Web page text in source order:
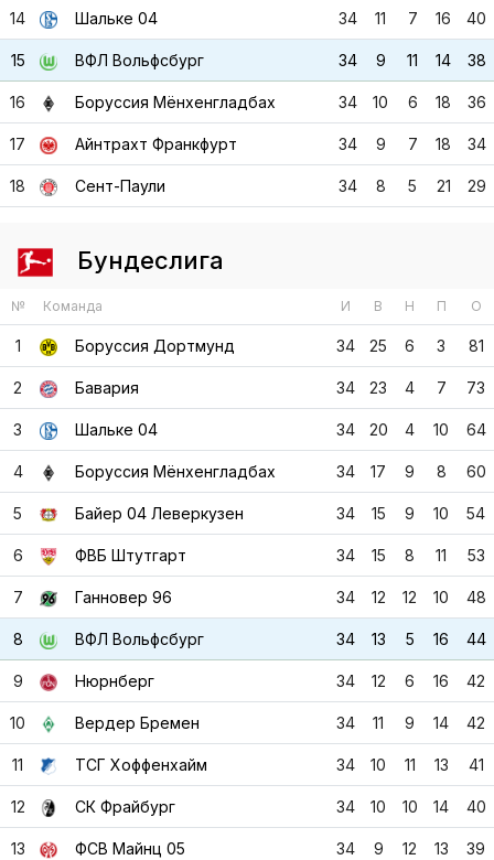
14 Шальке 04 34 11 7 16 40
15 ВФЛ Вольфсбург 34 9 11 14 38
16 Боруссия Мёнхенгладбах 34 10 6 18 36
17 Айнтрахт Франкфурт 34 9 7 18 34
18 Сент-Паули 34 8 5 21 29
Бундеслига
№ Команда И В Н П О
1 Боруссия Дортмунд 34 25 6 3 81
2 Бавария 34 23 4 7 73
3 Шальке 04 34 20 4 10 64
4 Боруссия Мёнхенгладбах 34 17 9 8 60
5 Байер 04 Леверкузен 34 15 9 10 54
6 ФВБ Штутгарт 34 15 8 11 53
7 Ганновер 96 34 12 12 10 48
8 ВФЛ Вольфсбург 34 13 5 16 44
9 Нюрнберг 34 12 6 16 42
10 Вердер Бремен 34 11 9 14 42
11 ТСГ Хоффенхайм 34 10 11 13 41
12 СК Фрайбург 34 10 10 14 40
13 ФСВ Майнц 05 34 9 12 13 39